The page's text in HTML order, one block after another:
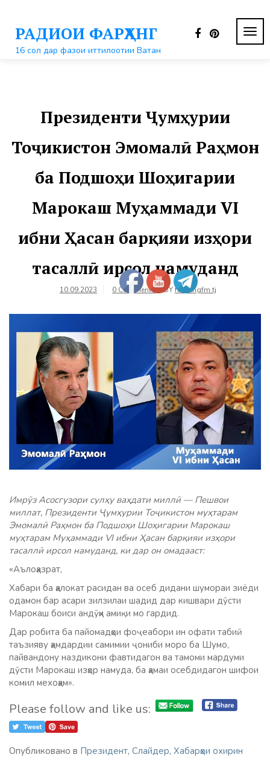
контентуРАДИОИ ФАРҲАНГ
16 сол дар фазои иттилоотии Ватан
Президенти Ҷумҳурии
Тоҷикистон Эмомалӣ Раҳмон
ба Подшоҳи Шоҳигарии
Марокаш Муҳаммади VI
ибни Ҳасан барқияи изҳори
тасаллӣ ирсол намуданд
10.09.2023 0 Comments BYfarhangfm.tj
Имрӯз Асосгузори сулҳу ваҳдати миллӣ — Пешвои
миллат, Президенти Ҷумҳурии Тоҷикистон муҳтарам
Эмомалӣ Раҳмон ба Подшоҳи Шоҳигарии Марокаш
муҳтарам Муҳаммади VI ибни Ҳасан барқияи изҳори
тасаллӣ ирсол намуданд, ки дар он омадааст:
«Аълоҳазрат,
Хабари ба ҳалокат расидан ва осеб дидани шумораи зиёди
одамон бар асари зилзилаи шадид дар кишвари дӯсти
Марокаш боиси андӯҳи амиқи мо гардид.
Дар робита ба пайомадҳои фоҷеабори ин офати табиӣ
таъзияву ҳамдардии самимии ҷониби моро ба Шумо,
пайвандону наздикони фавтидагон ва тамоми мардуми
дӯсти Марокаш изҳор намуда, ба ҳамаи осебдидагон шифои
комил мехоҳам».
Please follow and like us:
Опубликовано в Президент, Слайдер, Хабарҳои охирин